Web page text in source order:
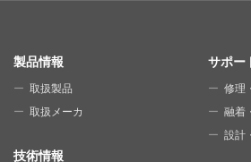
SITE MAP
製品情報
取扱製品
取扱メーカ
技術情報
サポー
修理
融着
設計